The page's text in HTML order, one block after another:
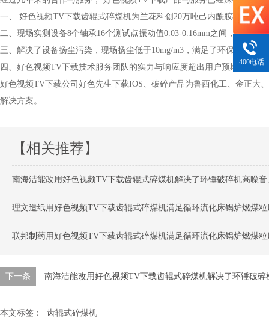
一、 好色视频TV下载齿辊式碎煤机为兰花科创20万吨己内酰胺项目提
二、现场实测设备8个轴承16个测试点振动值0.03-0.16mm之间，大大优
三、解决了设备扬尘污染，现场扬尘低于10mg/m3，满足了环保要求。
四、好色视频TV下载技术服务团队的实力与响应度超出用户预期，用户
好色视频TV下载公司好色先生下载IOS、破碎产品为鲁西化工、金正大
解决方案。
【相关推荐】
南海洁能改用好色视频TV下载齿辊式碎煤机解决了环锤破碎机高噪
理文造纸用好色视频TV下载齿辊式碎煤机满足循环流化床锅炉燃煤粒
联邦制药用好色视频TV下载齿辊式碎煤机满足循环流化床锅炉燃煤粒
下一条 南海洁能改用好色视频TV下载齿辊式碎煤机解决了环锤破
本文标签： 齿辊式碎煤机
400电话